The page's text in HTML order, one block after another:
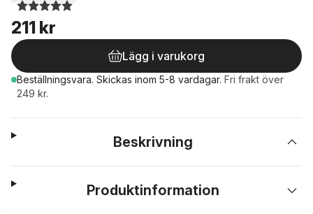
211 kr
Lägg i varukorg
Beställningsvara. Skickas inom 5-8 vardagar. Fri frakt över
249 kr.
Beskrivning
Produktinformation